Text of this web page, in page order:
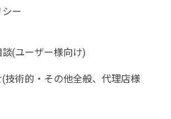
ー
(ユーザー様向け)
技術的・その他全般、代理店様